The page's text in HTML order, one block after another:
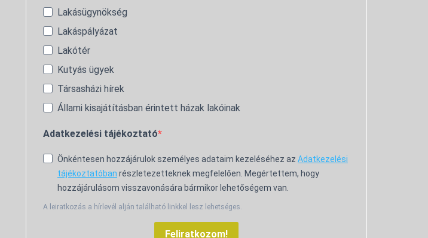
Lakásügynökség
Lakáspályázat
Lakótér
Kutyás ügyek
Társasházi hírek
Állami kisajátításban érintett házak lakóinak
Adatkezelési tájékoztató
Önkéntesen hozzájárulok személyes adataim kezeléséhez az Adatkezelési
tájékoztatóban részletezetteknek megfelelően. Megértettem, hogy
hozzájárulásom visszavonására bármikor lehetőségem van.
A leiratkozás a hírlevél alján található linkkel lesz lehetséges.
Feliratkozom!